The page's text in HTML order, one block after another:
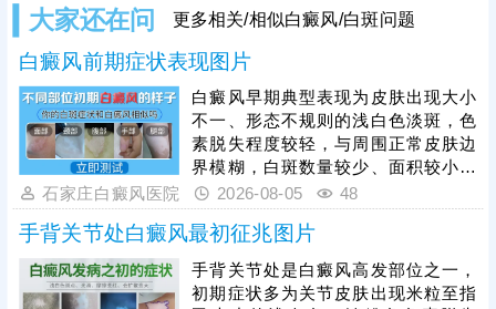
大家还在问 更多相关/相似白癜风/白斑问题
白癜风前期症状表现图片
白癜风早期典型表现为皮肤出现大小
不一、形态不规则的浅白色淡斑，色
素脱失程度较轻，与周围正常皮肤边
界模糊，白斑数量较少、面积较小，
一般无瘙痒、疼痛、脱屑等自觉不
适，皮肤表面光滑无异常。因早期白
斑症状不典型，极易与白色糠疹、花
斑癣、贫血痣等色素减退类疾病混
淆，仅凭肉眼难以准确判断。因此发
石家庄白癜风医院 2026-08-05 48
手背关节处白癜风最初征兆图片
手背关节处是白癜风高发部位之一，
初期症状多为关节皮肤出现米粒至指